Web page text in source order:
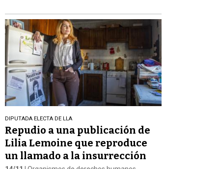
DIPUTADA ELECTA DE LLA
Repudio a una publicación de
Lilia Lemoine que reproduce
un llamado a la insurrección